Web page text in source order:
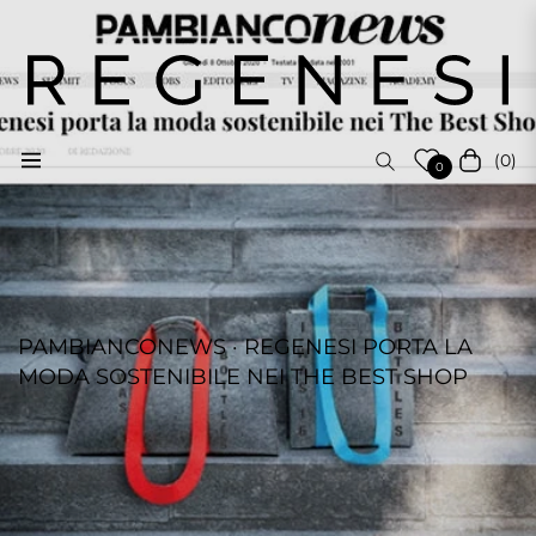
Navigation 0 Cart (0)
PAMBIANCONEWS · REGENESI PORTA LA
MODA SOSTENIBILE NEI THE BEST SHOP
REGENESI STAFF